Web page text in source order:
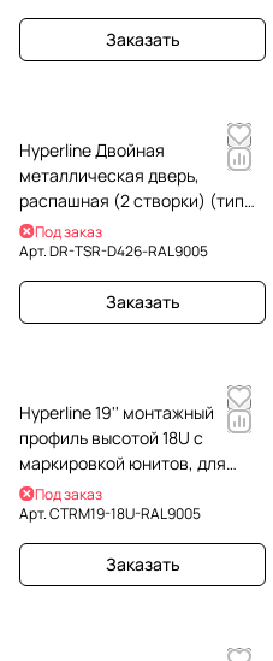
Заказать
Hyperline Двойная
металлическая дверь,
распашная (2 створки) (тип
R), для шкафа серии TSR,
42Uх600мм, черная
Под заказ
Арт.DR-TSR-D426-RAL9005
Заказать
Hyperline 19'' монтажный
профиль высотой 18U с
маркировкой юнитов, для
шкафов TTR, TTB, цвет черный
RAL9005 (2 шт. в ком
Под заказ
Арт.CTRM19-18U-RAL9005
Заказать